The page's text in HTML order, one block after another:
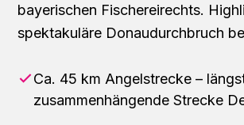
bayerischen Fischereirechts.
spektakuläre Donaudurchbruch
Ca. 45 km Angelstrecke –
zusammenhängende Strecke